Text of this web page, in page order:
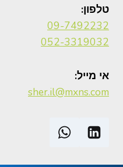
טלפון:
09-7492232
052-3319032
אי מייל:
sher.il@mxns.com